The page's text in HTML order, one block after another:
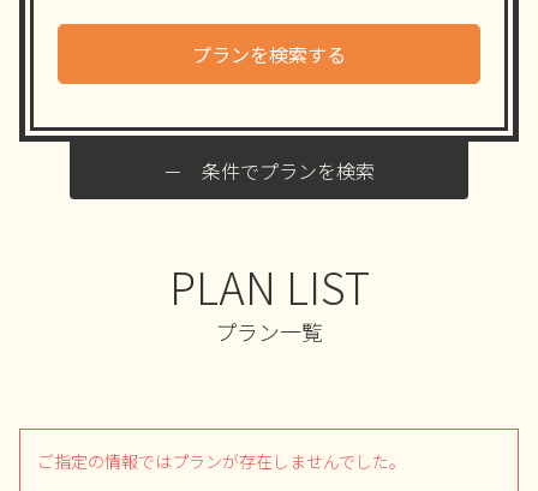
プランを検索する
条件でプランを検索
PLAN LIST
プラン一覧
ご指定の情報ではプランが存在しませんでした。